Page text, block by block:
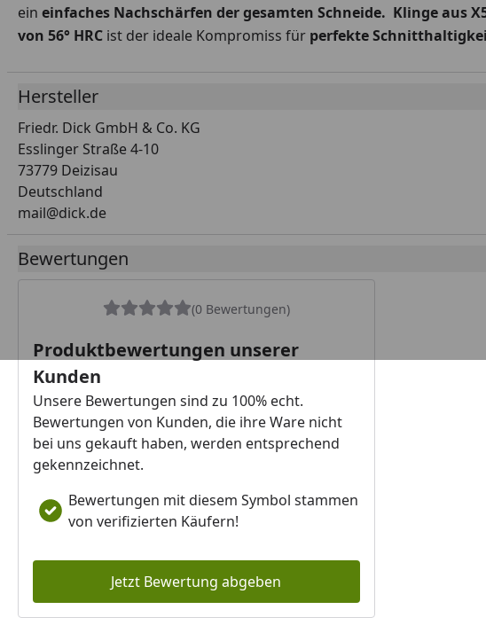
ein einfaches Nachschärfen der gesamten Schneide. Klinge aus
von 56° HRC ist der ideale Kompromiss für perfekte
Hersteller
Friedr. Dick GmbH & Co. KG
Esslinger Straße 4-10
73779 Deizisau
Deutschland
mail@dick.de
Bewertungen
(0 Bewertungen)
Produktbewertungen unserer
Kunden
Unsere Bewertungen sind zu 100% echt.
Bewertungen von Kunden, die ihre Ware nicht
bei uns gekauft haben, werden entsprechend
gekennzeichnet.
Bewertungen mit diesem Symbol stammen
von verifizierten Käufern!
Jetzt Bewertung abgeben